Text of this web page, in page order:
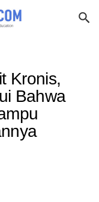
Kronis,
Bahwa